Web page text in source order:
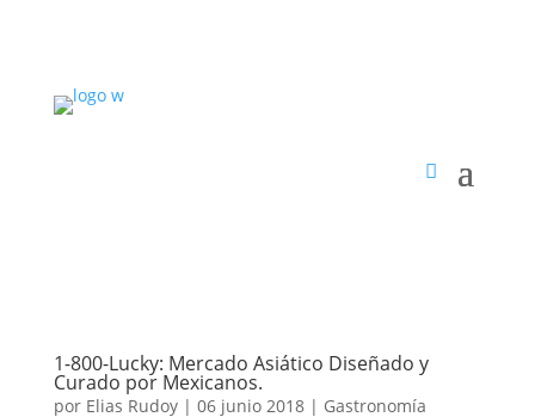
1-800-Lucky: Mercado Asiático Diseñado y
Curado por Mexicanos.
por Elias Rudoy| 06 junio 2018| Gastronomía